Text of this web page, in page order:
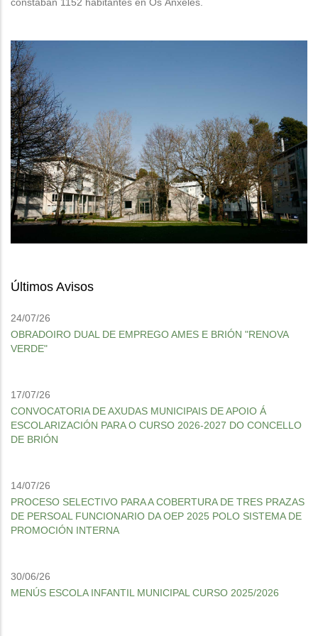
Últimos Avisos
24/07/26
OBRADOIRO DUAL DE EMPREGO AMES E BRIÓN "RENOVA
VERDE"
17/07/26
CONVOCATORIA DE AXUDAS MUNICIPAIS DE APOIO Á
ESCOLARIZACIÓN PARA O CURSO 2026-2027 DO CONCELLO
DE BRIÓN
14/07/26
PROCESO SELECTIVO PARA A COBERTURA DE TRES PRAZAS
DE PERSOAL FUNCIONARIO DA OEP 2025 POLO SISTEMA DE
PROMOCIÓN INTERNA
30/06/26
MENÚS ESCOLA INFANTIL MUNICIPAL CURSO 2025/2026